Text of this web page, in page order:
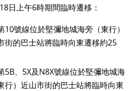
日上午6時期間臨時遷移：
10號線位於堅彌地城海旁（東行）
街的巴士站將臨時向東遷移約25
5B、5X及N8X號線位於堅彌地城海
行）近山市街的巴士站將臨時向東